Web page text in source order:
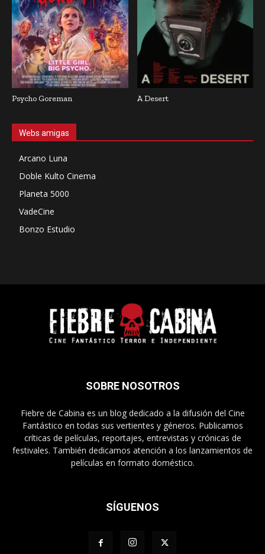
Psycho Goreman A Desert
Webs amigas
Arcano Luna
Doble Kulto Cinema
Planeta 5000
VadeCine
Bonzo Estudio
SOBRE NOSOTROS
Fiebre de Cabina es un blog dedicado a la difusión del Cine
Fantástico en todas sus vertientes y géneros. Publicamos
críticas de películas, reportajes, entrevistas y crónicas de
festivales. También dedicamos atención a los lanzamientos de
películas en formato doméstico.
SÍGUENOS